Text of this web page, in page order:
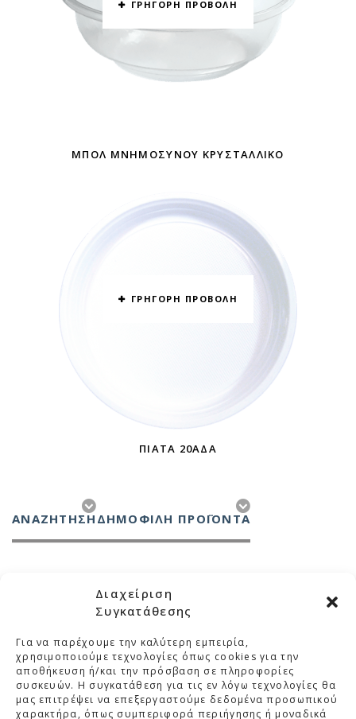
Διαχείριση
Συγκατάθεσης
Για να παρέχουμε την καλύτερη εμπειρία,
χρησιμοποιούμε τεχνολογίες όπως cookies για την
αποθήκευση ή/και την πρόσβαση σε πληροφορίες
συσκευών. Η συγκατάθεση για τις εν λόγω τεχνολογίες θα
μας επιτρέψει να επεξεργαστούμε δεδομένα προσωπικού
χαρακτήρα, όπως συμπεριφορά περιήγησης ή μοναδικά
ΓΡΗΓΟΡΗ ΠΡΟΒΟΛΗ
ΜΠΌΛ ΜΝΗΜΟΣΎΝΟΥ ΚΡΥΣΤΆΛΛΙΚΌ
ΓΡΗΓΟΡΗ ΠΡΟΒΟΛΗ
ΠΙΆΤΑ 20ΑΔΑ
ΑΝΑΖΉΤΗΣΗ ΔΗΜΟΦΙΛΗ ΠΡΟΪΟΝΤΑ
ΜΕΛΚΑ
ΚΑΤΗΓΟΡΙΕΣ